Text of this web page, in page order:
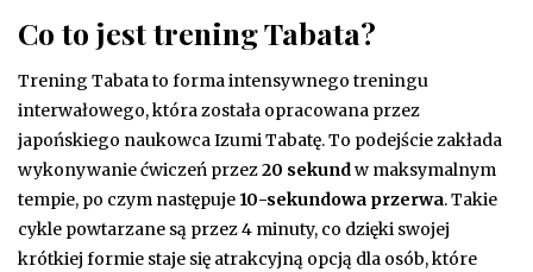
Co to jest trening Tabata?
Trening Tabata to forma intensywnego treningu
interwałowego, która została opracowana przez
japońskiego naukowca Izumi Tabatę. To podejście zakłada
wykonywanie ćwiczeń przez20 sekundw maksymalnym
tempie, po czym następuje 10-sekundowa przerwa. Takie
cykle powtarzane są przez 4 minuty, co dzięki swojej
krótkiej formie staje się atrakcyjną opcją dla osób, które